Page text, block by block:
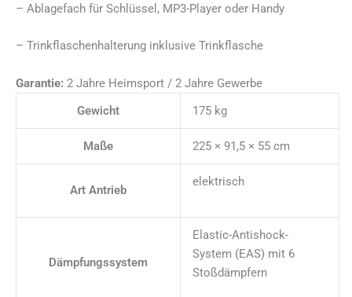
– Ablagefach für Schlüssel, MP3-Player oder Handy
– Trinkflaschenhalterung inklusive Trinkflasche
Garantie: 2 Jahre Heimsport / 2 Jahre Gewerbe
Gewicht
175 kg
Maße 225 × 91,5 × 55 cm
Art Antrieb
elektrisch
Dämpfungssystem
Elastic-Antishock-
System (EAS) mit 6
Stoßdämpfern